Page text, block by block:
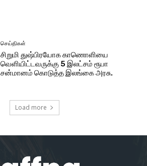
செய்திகள்
சிறுமி துஷ்பிரயோக காணொளியை
வெளியிட்டவருக்கு 5 இலட்சம் ரூபா
சன்மானம் கொடுத்த இலங்கை அரசு.
Load more